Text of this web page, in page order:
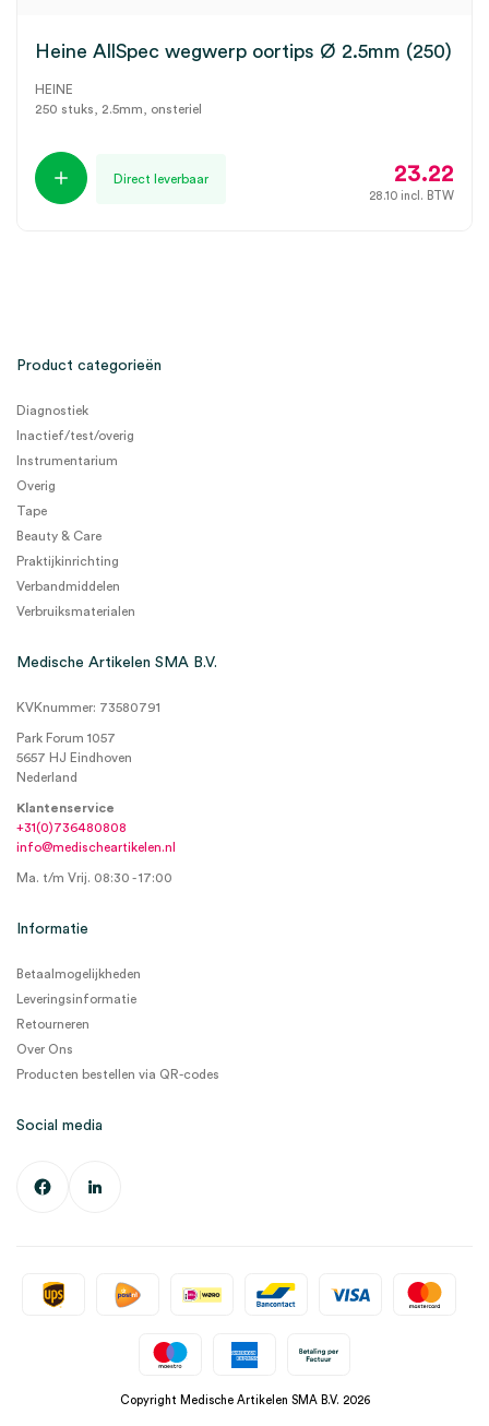
Heine AllSpec wegwerp oortips Ø 2.5mm (250)
HEINE
250 stuks, 2.5mm, onsteriel
Direct leverbaar 23.22
28.10 incl. BTW
Product categorieën
Diagnostiek
Inactief/test/overig
Instrumentarium
Overig
Tape
Beauty & Care
Praktijkinrichting
Verbandmiddelen
Verbruiksmaterialen
Medische Artikelen SMA B.V.
KVKnummer: 73580791
Park Forum 1057
5657 HJ Eindhoven
Nederland
Klantenservice
+31(0)736480808
info@medischeartikelen.nl
Ma. t/m Vrij. 08:30 - 17:00
Informatie
Betaalmogelijkheden
Leveringsinformatie
Retourneren
Over Ons
Producten bestellen via QR-codes
Social media
Copyright Medische Artikelen SMA B.V. 2026